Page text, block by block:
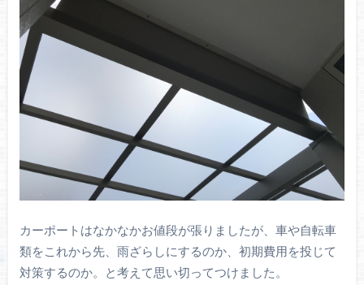
カーポートはなかなかお値段が張りましたが、車や自転車
類をこれから先、雨ざらしにするのか、初期費用を投じて
対策するのか。と考えて思い切ってつけました。